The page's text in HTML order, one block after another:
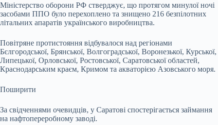
Міністерство оборони РФ стверджує, що протягом минулої ночі
засобами ППО було перехоплено та знищено 216 безпілотних
літальних апаратів українського виробництва.
Повітряне протистояння відбувалося над регіонами
Бєлгородської, Брянської, Волгоградської, Воронезької, Курської,
Липецької, Орловської, Ростовської, Саратовської областей,
Краснодарським краєм, Кримом та акваторією Азовського моря.
Поширити
За свідченнями очевидців, у Саратові спостерігається займання
на нафтопереробному заводі.